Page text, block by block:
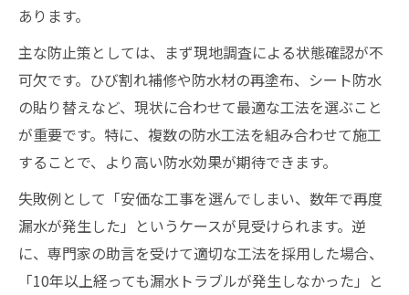
比較
あります。
主な防止策としては、まず現地調査による状態確認が不
可欠です。ひび割れ補修や防水材の再塗布、シート防水
の貼り替えなど、現状に合わせて最適な工法を選ぶこと
が重要です。特に、複数の防水工法を組み合わせて施工
することで、より高い防水効果が期待できます。
失敗例として「安価な工事を選んでしまい、数年で再度
漏水が発生した」というケースが見受けられます。逆
に、専門家の助言を受けて適切な工法を採用した場合、
「10年以上経っても漏水トラブルが発生しなかった」と